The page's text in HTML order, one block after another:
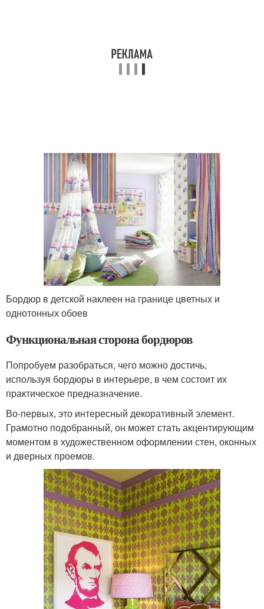
Бордюр в детской наклеен на границе цветных и
однотонных обоев
Функциональная сторона бордюров
Попробуем разобраться, чего можно достичь,
используя бордюры в интерьере, в чем состоит их
практическое предназначение.
Во-первых, это интересный декоративный элемент.
Грамотно подобранный, он может стать акцентирующим
моментом в художественном оформлении стен, оконных
и дверных проемов.